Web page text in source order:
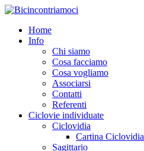
Home
Info
Chi siamo
Cosa facciamo
Cosa vogliamo
Associarsi
Contatti
Referenti
Ciclovie individuate
Ciclovidia
Cartina Ciclovidia
Sagittario